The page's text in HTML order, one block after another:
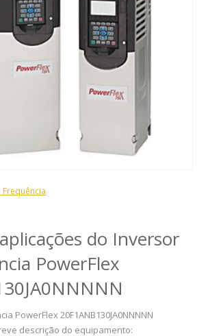
do Inversor
PowerFlex
PowerFlex 20F1ANB130JA0NNNNN
descrição do equipamento: